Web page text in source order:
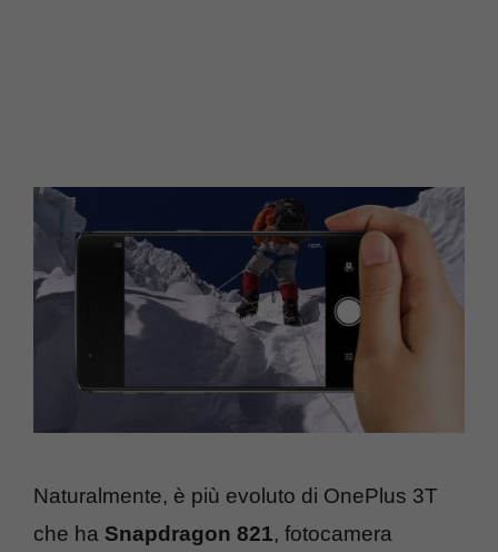
Naturalmente, è più evoluto di OnePlus 3T
che ha Snapdragon 821, fotocamera